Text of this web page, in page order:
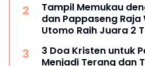
Tampil Memukau
dan Pappaseng Raja
Utomo Raih Juara 2
3 Doa Kristen untuk
Menjadi Terang dan